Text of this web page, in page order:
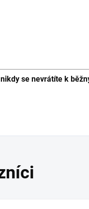
nikdy se nevrátíte k